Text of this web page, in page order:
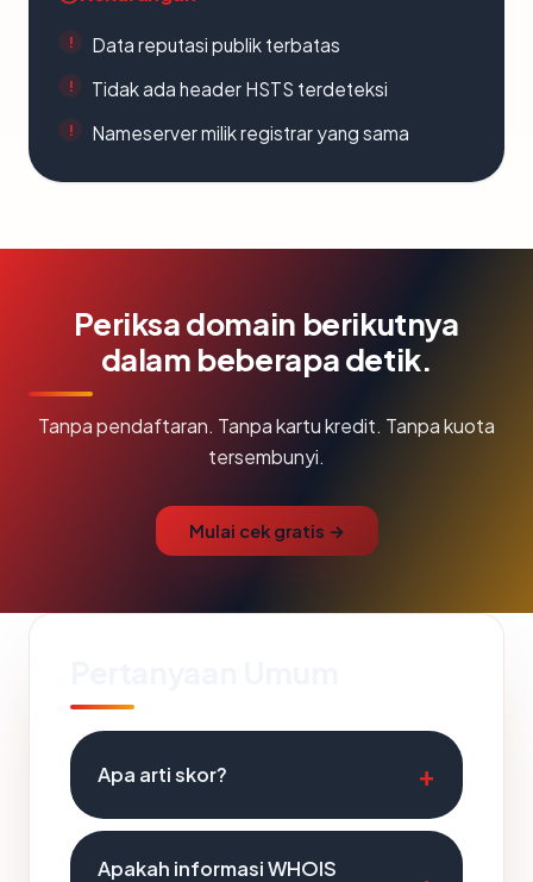
Data reputasi publik terbatas
Tidak ada header HSTS terdeteksi
Nameserver milik registrar yang sama
Periksa domain berikutnya
dalam beberapa detik.
Tanpa pendaftaran. Tanpa kartu kredit. Tanpa kuota
tersembunyi.
Mulai cek gratis →
Apa arti skor?
Apakah informasi WHOIS